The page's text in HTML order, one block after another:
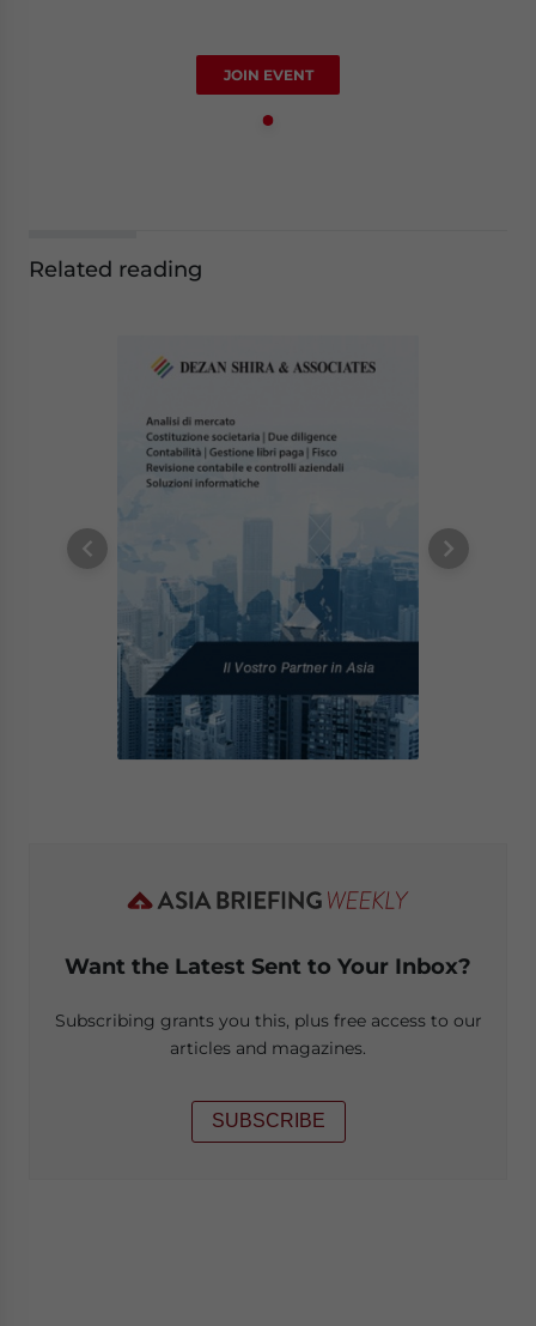
JOIN EVENT
Related reading
Want the Latest Sent to Your Inbox?
Subscribing grants you this, plus free access to our
articles and magazines.
SUBSCRIBE